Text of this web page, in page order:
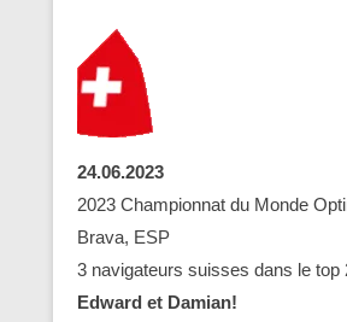
24.06.2023
2023 Championnat du Monde
Brava, ESP
3 navigateurs suisses dans le top
Edward et Damian!